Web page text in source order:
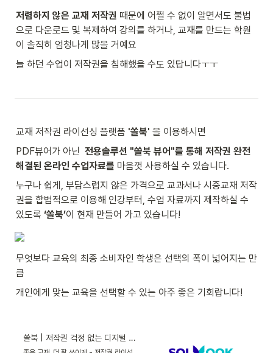
저렴하지 않은 교재 저작권 때문에 어쩔 수 없이 알면서도 불법
으로 다운로드 및 복제하여 강의를 하거나, 교재를 만드는 학원
이 솔직히 엄청나게 많을 거예요
늘 하던 수업이 저작권을 침해했을 수도 있답니다ㅜㅜ
교재 저작권 라이선싱 플랫폼 '쏠북' 을 이용하시면
PDF뷰어가 아닌 전용솔루션 "쏠북 뷰어"를 통해 저작권 완전
해결된 온라인 수업자료를 마음껏 사용하실 수 있습니다.
누구나 쉽게, 부담스럽지 않은 가격으로 교과서나 시중교재 저작
권을 합법적으로 이용해 인강부터, 수업 자료까지 제작하실 수
있도록 ‘쏠북’이 현재 만들어 가고 있습니다!
무엇보다 교육의 최종 소비자인 학생은 선택의 폭이 넓어지는 만
큼
개인에게 맞는 교육을 선택할 수 있는 아주 좋은 기회랍니다!
쏠북 | 저작권 걱정 없는 디지털 교재 플랫폼